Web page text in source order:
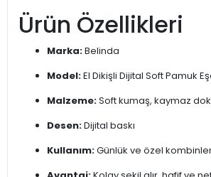
Ürün Özellikleri
Marka:Belinda
Model:El Dikişli Dijital Soft Pamuk
Malzeme:Soft kumaş, kaymaz
Desen:Dijital baskı
Kullanım:Günlük ve özel